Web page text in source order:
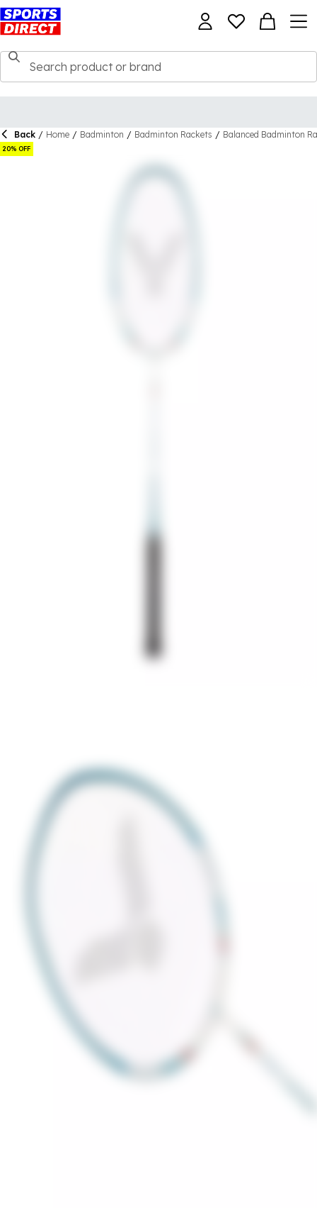
Back / Home / Badminton / Badminton Rackets / Balanced Badminton
20% OFF